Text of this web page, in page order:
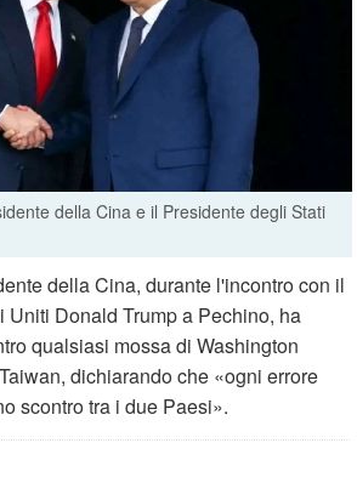
della Cina e il Presidente degli Stati
della Cina, durante l'incontro con il
Uniti Donald Trump a Pechino, ha
qualsiasi mossa di Washington
dichiarando che «ogni errore
scontro tra i due Paesi».